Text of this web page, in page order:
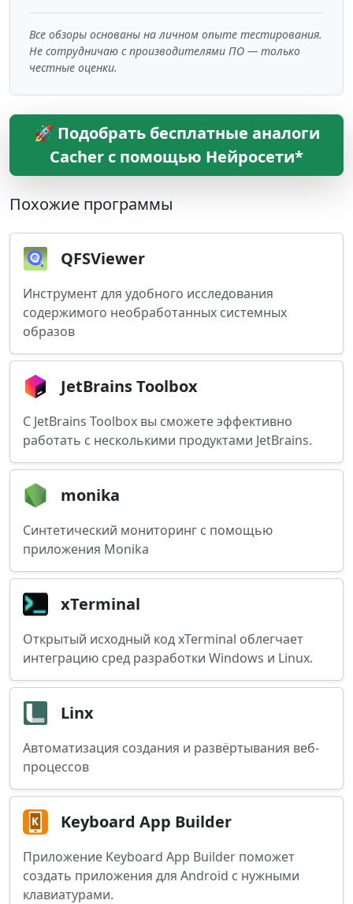
Все обзоры основаны на личном опыте тестирования.
Не сотрудничаю с производителями ПО — только
честные оценки.
🚀 Подобрать бесплатные аналоги
Cacher с помощью Нейросети*
Похожие программы
QFSViewer
Инструмент для удобного исследования
содержимого необработанных системных
образов
JetBrains Toolbox
С JetBrains Toolbox вы сможете эффективно
работать с несколькими продуктами JetBrains.
monika
Синтетический мониторинг с помощью
приложения Monika
xTerminal
Открытый исходный код xTerminal облегчает
интеграцию сред разработки Windows и Linux.
Linx
Автоматизация создания и развёртывания веб-
процессов
Keyboard App Builder
Приложение Keyboard App Builder поможет
создать приложения для Android с нужными
клавиатурами.